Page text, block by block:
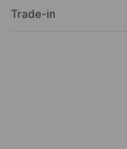
Trade-in